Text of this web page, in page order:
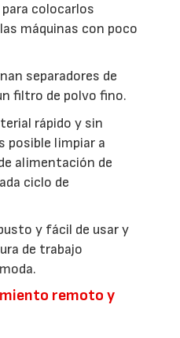
colocarlos
máquinas con poco
separadores de
filtro de polvo fino.
rápido y sin
posible limpiar a
alimentación de
ciclo de
y fácil de usar y
de trabajo
remoto y